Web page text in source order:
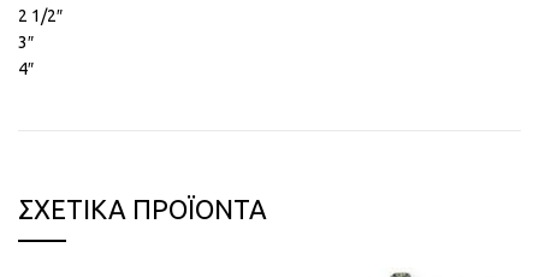
2 1/2″
3″
4″
ΣΧΕΤΙΚΆ ΠΡΟΪΌΝΤΑ